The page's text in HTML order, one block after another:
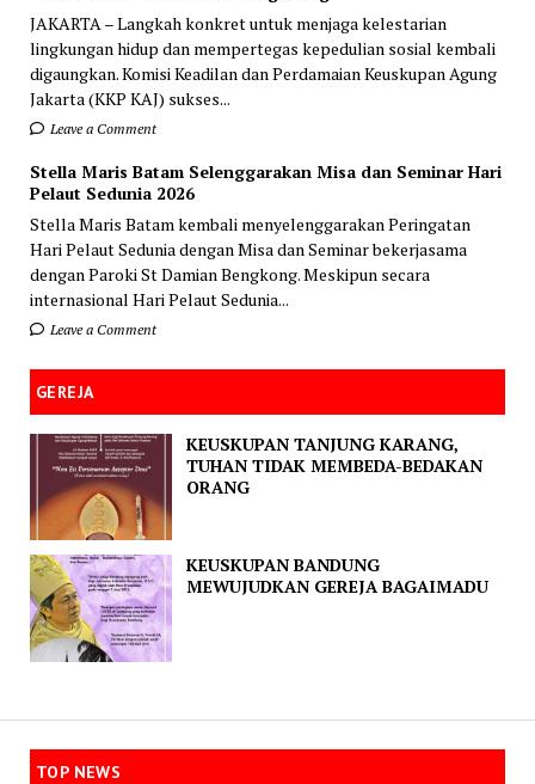
JAKARTA – Langkah konkret untuk menjaga kelestarian
lingkungan hidup dan mempertegas kepedulian sosial kembali
digaungkan. Komisi Keadilan dan Perdamaian Keuskupan Agung
Jakarta (KKP KAJ) sukses...
Leave a Comment
Stella Maris Batam Selenggarakan Misa dan Seminar Hari
Pelaut Sedunia 2026
Stella Maris Batam kembali menyelenggarakan Peringatan
Hari Pelaut Sedunia dengan Misa dan Seminar bekerjasama
dengan Paroki St Damian Bengkong. Meskipun secara
internasional Hari Pelaut Sedunia...
Leave a Comment
GEREJA
KEUSKUPAN TANJUNG KARANG,
TUHAN TIDAK MEMBEDA-BEDAKAN
ORANG
KEUSKUPAN BANDUNG
MEWUJUDKAN GEREJA BAGAIMADU
TOP NEWS